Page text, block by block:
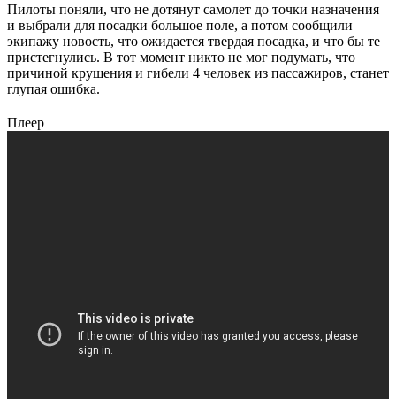
Пилоты поняли, что не дотянут самолет до точки назначения
и выбрали для посадки большое поле, а потом сообщили
экипажу новость, что ожидается твердая посадка, и что бы те
пристегнулись. В тот момент никто не мог подумать, что
причиной крушения и гибели 4 человек из пассажиров, станет
глупая ошибка.
Плеер